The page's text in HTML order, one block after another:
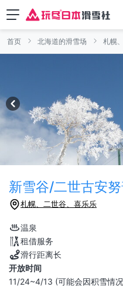
首页 北海道的滑雪场 札幌
新雪谷/二世古安
札幌、二世谷、喜乐乐
温泉
租借服务
滑行距离长
开放时间
11/24~4/13 (可能会因积雪情